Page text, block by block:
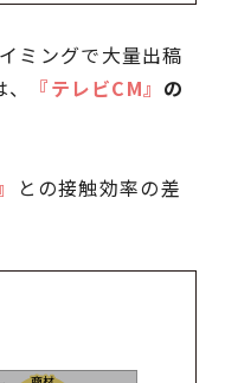
ミングで大量出稿
『テレビCM』 の
との接触効率の差